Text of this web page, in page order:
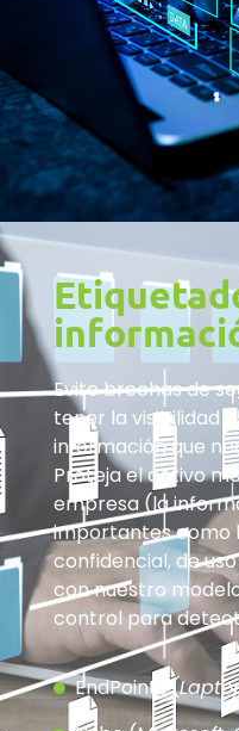
Evite brechas de
tener la visibilidad
información que
Proteja el activo
empresa (la
importantes como
confidencial, de
con nuestro
control para
EndPoints (